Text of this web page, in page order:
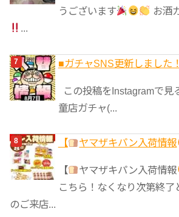
うございます
お酒
...
■ガチャSNS更新しました
この投稿をInstagramで
童店ガチャ(...
【 ヤマザキパン入荷情報
【 ヤマザキパン入荷情報
こちら！なくなり次第終
のご来店...